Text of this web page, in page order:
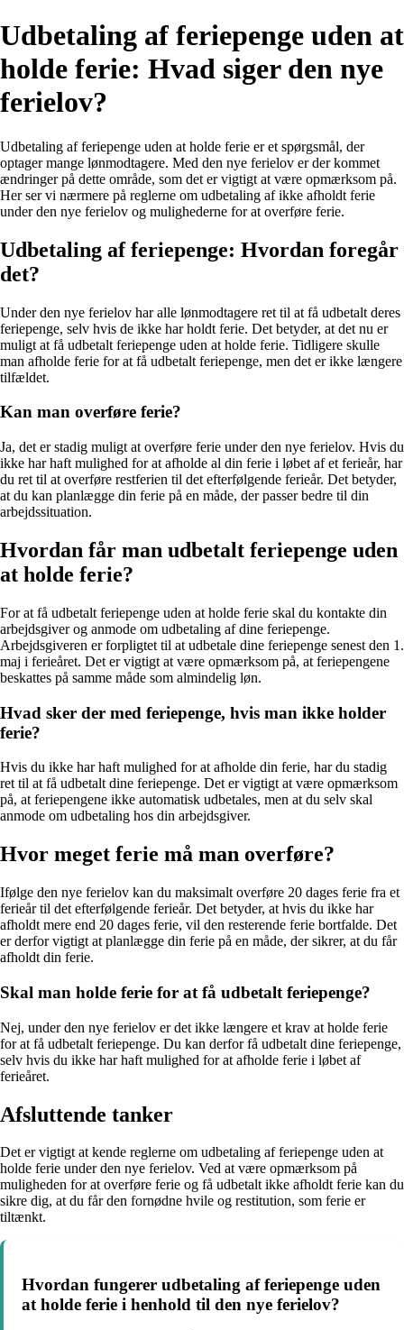
Udbetaling af feriepenge uden at
holde ferie: Hvad siger den nye
ferielov?
Udbetaling af feriepenge uden at holde ferie er et spørgsmål, der
optager mange lønmodtagere. Med den nye ferielov er der kommet
ændringer på dette område, som det er vigtigt at være opmærksom på.
Her ser vi nærmere på reglerne om udbetaling af ikke afholdt ferie
under den nye ferielov og mulighederne for at overføre ferie.
Udbetaling af feriepenge: Hvordan foregår
det?
Under den nye ferielov har alle lønmodtagere ret til at få udbetalt deres
feriepenge, selv hvis de ikke har holdt ferie. Det betyder, at det nu er
muligt at få udbetalt feriepenge uden at holde ferie. Tidligere skulle
man afholde ferie for at få udbetalt feriepenge, men det er ikke længere
tilfældet.
Kan man overføre ferie?
Ja, det er stadig muligt at overføre ferie under den nye ferielov. Hvis du
ikke har haft mulighed for at afholde al din ferie i løbet af et ferieår, har
du ret til at overføre restferien til det efterfølgende ferieår. Det betyder,
at du kan planlægge din ferie på en måde, der passer bedre til din
arbejdssituation.
Hvordan får man udbetalt feriepenge uden
at holde ferie?
For at få udbetalt feriepenge uden at holde ferie skal du kontakte din
arbejdsgiver og anmode om udbetaling af dine feriepenge.
Arbejdsgiveren er forpligtet til at udbetale dine feriepenge senest den 1.
maj i ferieåret. Det er vigtigt at være opmærksom på, at feriepengene
beskattes på samme måde som almindelig løn.
Hvad sker der med feriepenge, hvis man ikke holder
ferie?
Hvis du ikke har haft mulighed for at afholde din ferie, har du stadig
ret til at få udbetalt dine feriepenge. Det er vigtigt at være opmærksom
på, at feriepengene ikke automatisk udbetales, men at du selv skal
anmode om udbetaling hos din arbejdsgiver.
Hvor meget ferie må man overføre?
Ifølge den nye ferielov kan du maksimalt overføre 20 dages ferie fra et
ferieår til det efterfølgende ferieår. Det betyder, at hvis du ikke har
afholdt mere end 20 dages ferie, vil den resterende ferie bortfalde. Det
er derfor vigtigt at planlægge din ferie på en måde, der sikrer, at du får
afholdt din ferie.
Skal man holde ferie for at få udbetalt feriepenge?
Nej, under den nye ferielov er det ikke længere et krav at holde ferie
for at få udbetalt feriepenge. Du kan derfor få udbetalt dine feriepenge,
selv hvis du ikke har haft mulighed for at afholde ferie i løbet af
ferieåret.
Afsluttende tanker
Det er vigtigt at kende reglerne om udbetaling af feriepenge uden at
holde ferie under den nye ferielov. Ved at være opmærksom på
muligheden for at overføre ferie og få udbetalt ikke afholdt ferie kan du
sikre dig, at du får den fornødne hvile og restitution, som ferie er
tiltænkt.
Hvordan fungerer udbetaling af feriepenge uden
at holde ferie i henhold til den nye ferielov?